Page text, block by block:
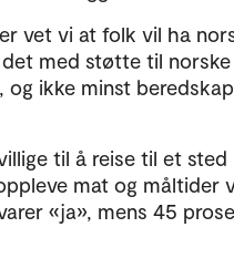
vet vi at folk vil ha
med støtte til norske
ikke minst
til å reise til et sted
mat og måltider
«ja», mens 45